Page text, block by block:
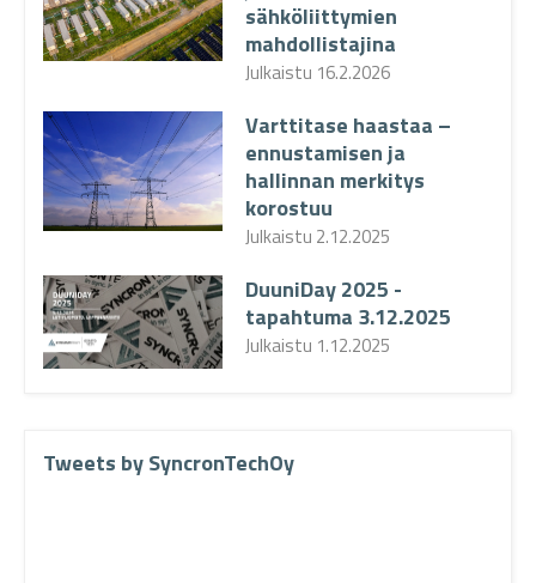
sähköliittymien
mahdollistajina
Julkaistu 16.2.2026
Varttitase haastaa –
ennustamisen ja
hallinnan merkitys
korostuu
Julkaistu 2.12.2025
DuuniDay 2025 -
tapahtuma 3.12.2025
Julkaistu 1.12.2025
Tweets by SyncronTechOy